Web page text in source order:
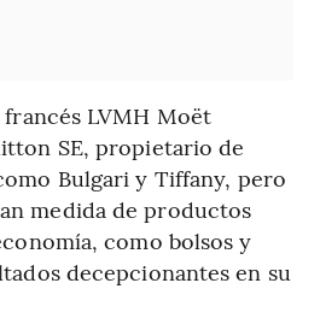
LVMH Moët
SE, propietario de
Bulgari y Tiffany, pero
medida de productos
como bolsos y
decepcionantes en su